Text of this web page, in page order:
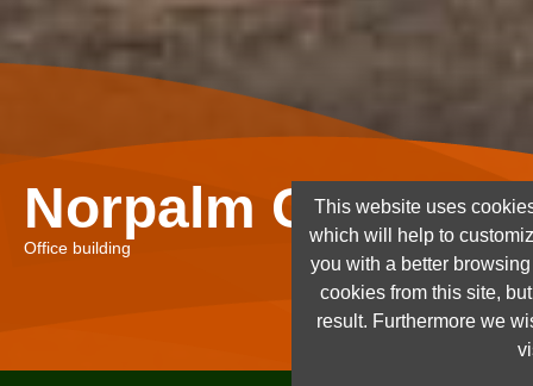
Norpalm Ghana
Office building
This website uses
which will help to
you with a better
cookies from this site,
result. Furthermore we